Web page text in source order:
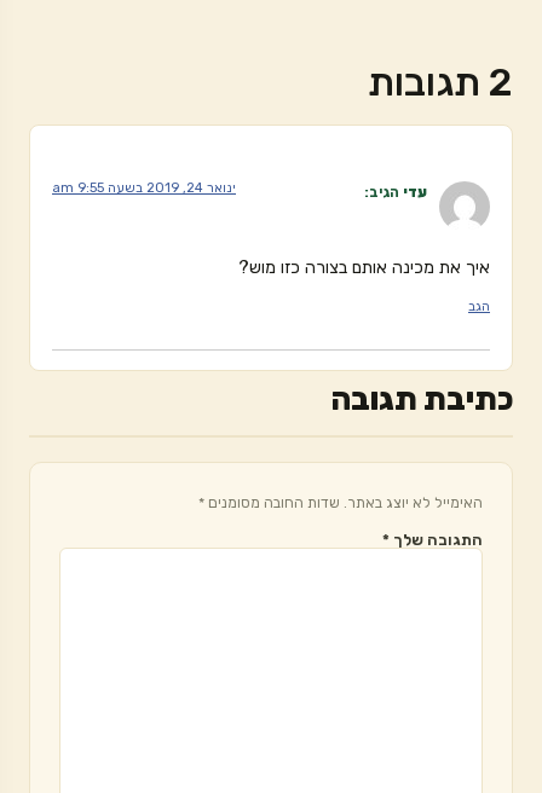
2 תגובות
עדי הגיב: ינואר 24, 2019 בשעה 9:55 am
איך את מכינה אותם בצורה כזו מוש?
הגב
כתיבת תגובה
האימייל לא יוצג באתר. שדות החובה מסומנים *
התגובה שלך *